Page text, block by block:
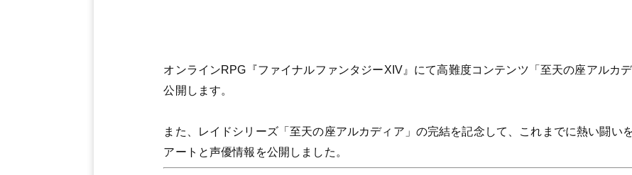
オンラインRPG『ファイナルファンタジーXIV』にて高難度コンテンツ「至天の座アルカ
公開します。
また、レイドシリーズ「至天の座アルカディア」の完結を記念して、これまでに熱い闘い
アートと声優情報を公開しました。